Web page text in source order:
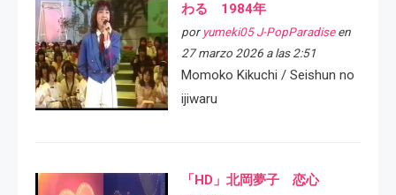
わる 1984年
por yumeki05 J-PopParadiseen
27 marzo 2026 a las 2:51
Momoko Kikuchi / Seishun no
ijiwaru
「HD」北岡夢子 恋心